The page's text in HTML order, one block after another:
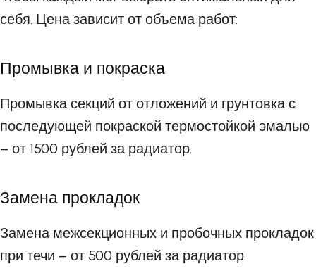
себя. Цена зависит от объема работ:
Промывка и покраска
Промывка секций от отложений и грунтовка с
последующей покраской термостойкой эмалью
– от 1500 рублей за радиатор.
Замена прокладок
Замена межсекционных и пробочных прокладок
при течи – от 500 рублей за радиатор.